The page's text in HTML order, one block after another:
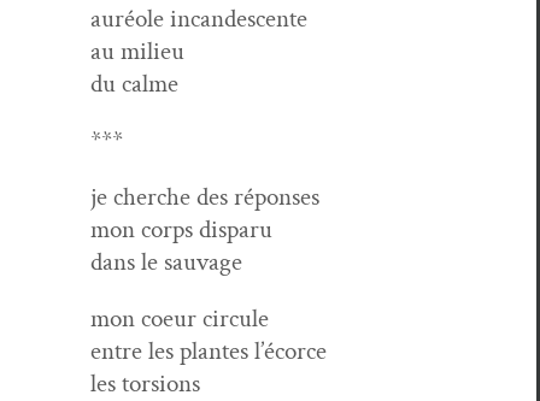
auréole incan­des­cente
au milieu
du calme
***
je cherche des réponses
mon corps disparu
dans le sauvage
mon coeur circule
entre les plantes l’écorce
les torsions